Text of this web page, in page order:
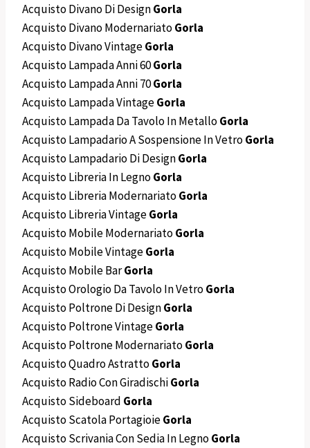
Acquisto Divano Di DesignGorla
Acquisto Divano ModernariatoGorla
Acquisto Divano VintageGorla
Acquisto Lampada Anni 60Gorla
Acquisto Lampada Anni 70Gorla
Acquisto Lampada VintageGorla
Acquisto Lampada Da Tavolo In MetalloGorla
Acquisto Lampadario A Sospensione In VetroGorla
Acquisto Lampadario Di DesignGorla
Acquisto Libreria In LegnoGorla
Acquisto Libreria ModernariatoGorla
Acquisto Libreria VintageGorla
Acquisto Mobile ModernariatoGorla
Acquisto Mobile VintageGorla
Acquisto Mobile BarGorla
Acquisto Orologio Da Tavolo In VetroGorla
Acquisto Poltrone Di DesignGorla
Acquisto Poltrone VintageGorla
Acquisto Poltrone ModernariatoGorla
Acquisto Quadro AstrattoGorla
Acquisto Radio Con GiradischiGorla
Acquisto Sideboard Gorla
Acquisto Scatola PortagioieGorla
Acquisto Scrivania Con Sedia In LegnoGorla